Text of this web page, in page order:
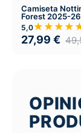
Camiseta
Forest 2025-
5,0
27,99 €